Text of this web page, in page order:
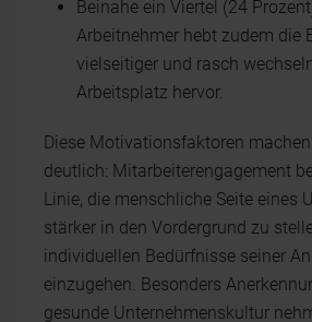
Beinahe ein Viertel (24
Arbeitnehmer hebt zudem die
vielseitiger und rasch
Arbeitsplatz hervor.
Diese Motivationsfaktoren
deutlich: Mitarbeiterengagement
Linie, die menschliche Seite eines
stärker in den Vordergrund zu
individuellen Bedürfnisse seiner
einzugehen. Besonders
gesunde Unternehmenskultur